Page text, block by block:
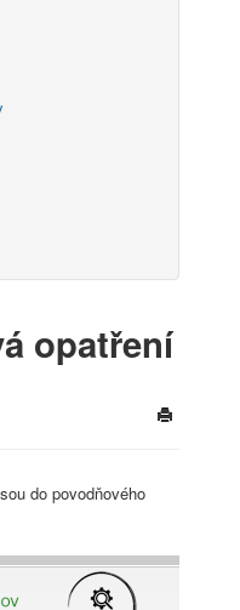
opatření
do povodňového